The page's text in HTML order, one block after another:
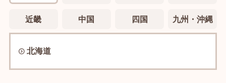
近畿 中国 四国 九州・沖縄
北海道